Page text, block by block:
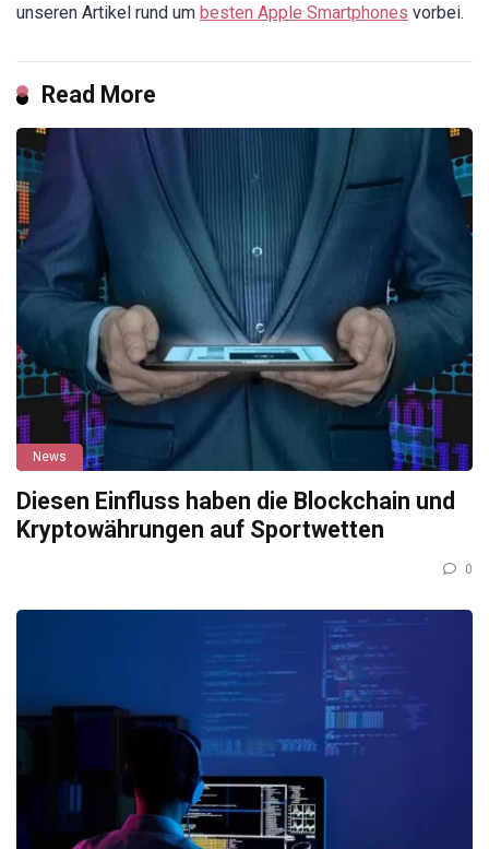
unseren Artikel rund um besten Apple Smartphones vorbei.
Read More
News
Diesen Einfluss haben die Blockchain und
Kryptowährungen auf Sportwetten
0